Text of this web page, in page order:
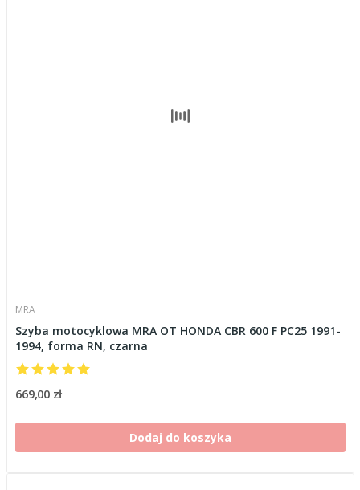
MRA
Szyba motocyklowa MRA OT HONDA CBR 600 F PC25 1991-
1994, forma RN, czarna
669,00 zł
Dodaj do koszyka